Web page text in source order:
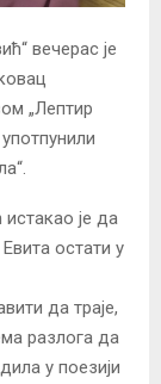
вечерас је
„Лептир
је да
остати у
да траје,
разлога да
у поезији